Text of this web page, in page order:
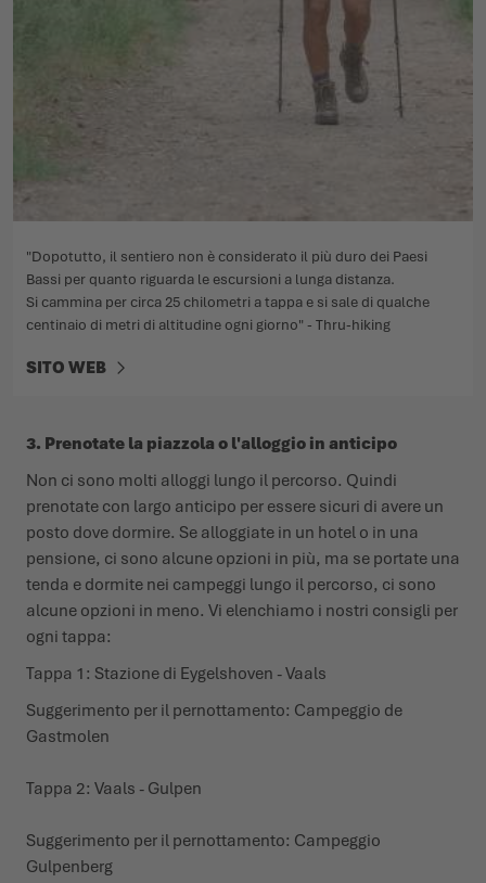
"Dopotutto, il sentiero non è considerato il più duro dei Paesi
Bassi per quanto riguarda le escursioni a lunga distanza.
Si cammina per circa 25 chilometri a tappa e si sale di qualche
centinaio di metri di altitudine ogni giorno" - Thru-hiking
SITO WEB
3. Prenotate la piazzola o l'alloggio in anticipo
Non ci sono molti alloggi lungo il percorso. Quindi
prenotate con largo anticipo per essere sicuri di avere un
posto dove dormire. Se alloggiate in un hotel o in una
pensione, ci sono alcune opzioni in più, ma se portate una
tenda e dormite nei campeggi lungo il percorso, ci sono
alcune opzioni in meno. Vi elenchiamo i nostri consigli per
ogni tappa:
Tappa 1: Stazione di Eygelshoven - Vaals
Suggerimento per il pernottamento: Campeggio de
Gastmolen
Tappa 2: Vaals - Gulpen
Suggerimento per il pernottamento: Campeggio
Gulpenberg